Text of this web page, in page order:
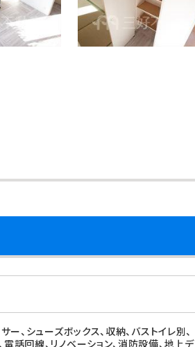
、シューズボックス、収納、バストイレ別、
話回線、リノベーション、消防設備、地上デ